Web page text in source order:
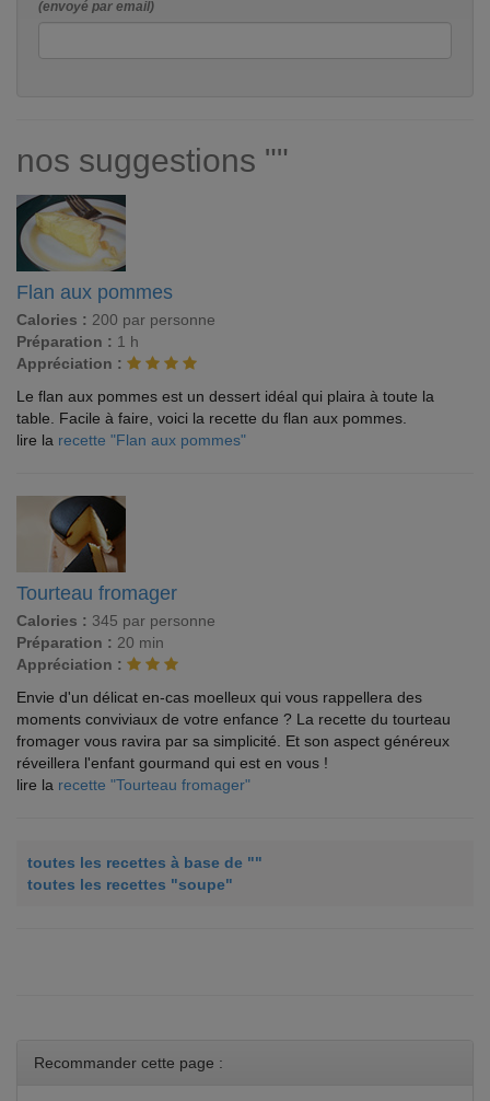
(envoyé par email)
nos suggestions ""
Flan aux pommes
Calories : 200 par personne
Préparation : 1 h
Appréciation :
Le flan aux pommes est un dessert idéal qui plaira à toute la
table. Facile à faire, voici la recette du flan aux pommes.
lire la recette "Flan aux pommes"
Tourteau fromager
Calories : 345 par personne
Préparation : 20 min
Appréciation :
Envie d'un délicat en-cas moelleux qui vous rappellera des
moments conviviaux de votre enfance ? La recette du tourteau
fromager vous ravira par sa simplicité. Et son aspect généreux
réveillera l'enfant gourmand qui est en vous !
lire la recette "Tourteau fromager"
toutes les recettes à base de ""
toutes les recettes "soupe"
Recommander cette page :